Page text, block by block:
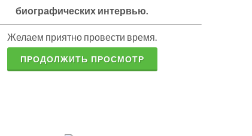
биографических интервью.
Желаем приятно провести время.
ПРОДОЛЖИТЬ ПРОСМОТР